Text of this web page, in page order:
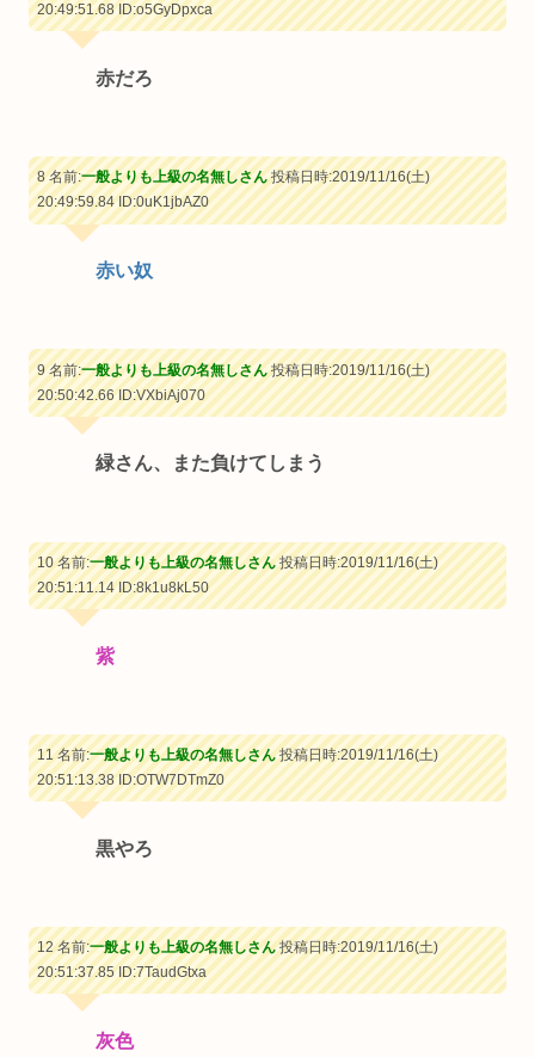
20:49:51.68ID:o5GyDpxca
赤だろ
8 名前:一般よりも上級の名無しさん投稿日時:2019/11/16(土)
20:49:59.84ID:0uK1jbAZ0
赤い奴
9 名前:一般よりも上級の名無しさん投稿日時:2019/11/16(土)
20:50:42.66ID:VXbiAj070
緑さん、また負けてしまう
10 名前:一般よりも上級の名無しさん投稿日時:2019/11/16(土)
20:51:11.14ID:8k1u8kL50
紫
11 名前:一般よりも上級の名無しさん投稿日時:2019/11/16(土)
20:51:13.38ID:OTW7DTmZ0
黒やろ
12 名前:一般よりも上級の名無しさん投稿日時:2019/11/16(土)
20:51:37.85ID:7TaudGtxa
灰色